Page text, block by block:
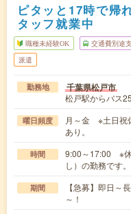
ピタッと17時で帰
タッフ就業中
職種未経験OK 交通費別途
派遣
勤務地 千葉県松戸市
松戸駅からバス
曜日頻度
月～金 ※土日祝
あり。
時間
9:00～17:00 ※休
し）の勤務です。
期間
【急募】即日
～！